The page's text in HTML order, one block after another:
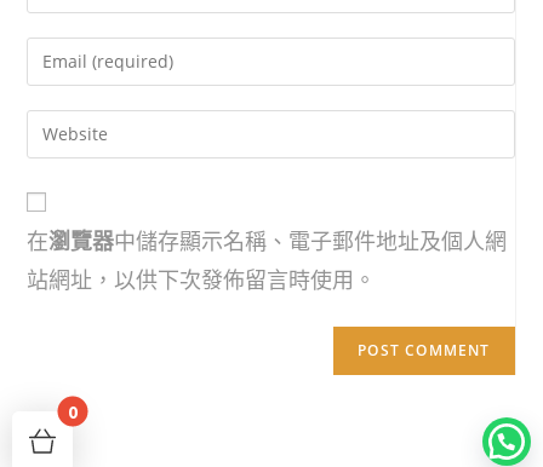
在瀏覽器中儲存顯示名稱、電子郵件地址及個人網
站網址，以供下次發佈留言時使用。
0